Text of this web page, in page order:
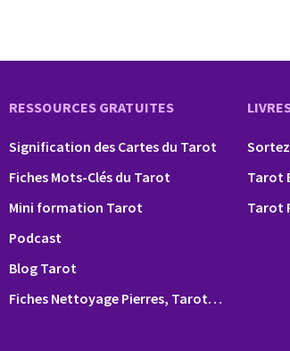
RESSOURCES GRATUITES
Signification des Cartes du Tarot
Fiches Mots-Clés du Tarot
Mini formation Tarot
Podcast
Blog Tarot
Fiches Nettoyage Pierres, Tarot…
Tarot
Tarot